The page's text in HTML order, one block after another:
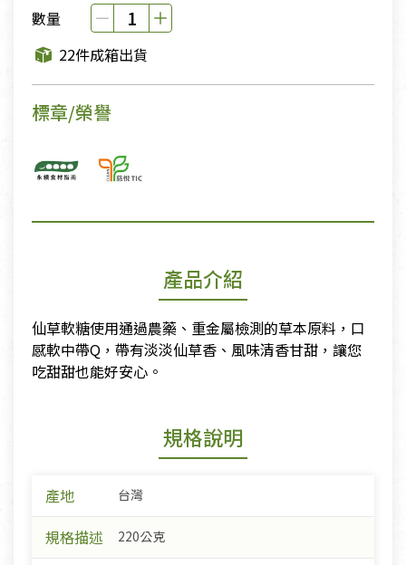
數量
22件成箱出貨
標章/榮譽
產品介紹
仙草軟糖使用通過農藥、重金屬檢測的草本原料，口
感軟中帶Q，帶有淡淡仙草香、風味清香甘甜，讓您
吃甜甜也能好安心。
規格說明
產地 台灣
規格描述 220公克